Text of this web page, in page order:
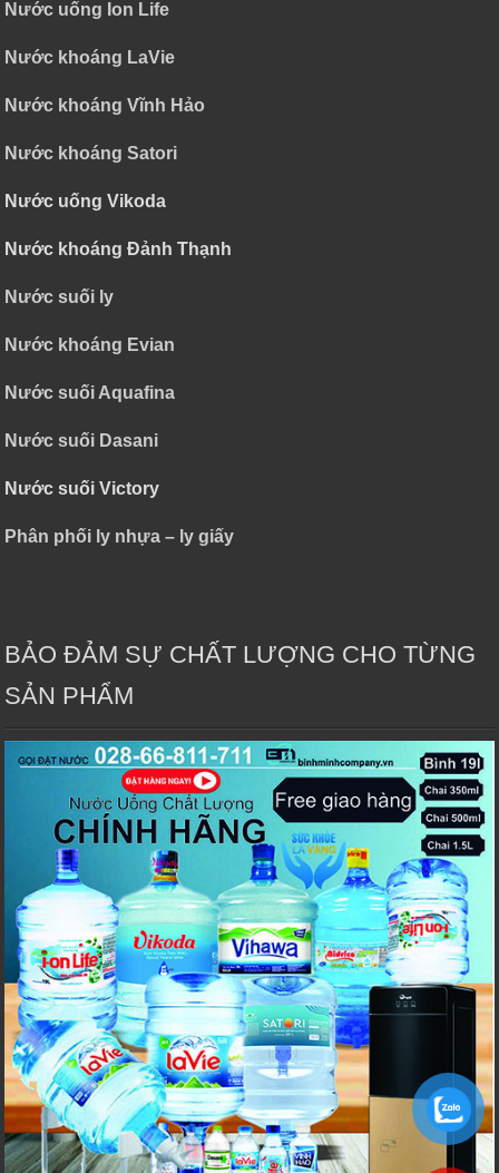
Nước uống Ion Life
Nước khoáng LaVie
Nước khoáng Vĩnh Hảo
Nước khoáng Satori
Nước uống Vikoda
Nước khoáng Đảnh Thạnh
Nước suối ly
Nước khoáng Evian
Nước suối Aquafina
Nước suối Dasani
Nước suối Victory
Phân phối ly nhựa – ly giấy
BẢO ĐẢM SỰ CHẤT LƯỢNG CHO TỪNG
SẢN PHẨM